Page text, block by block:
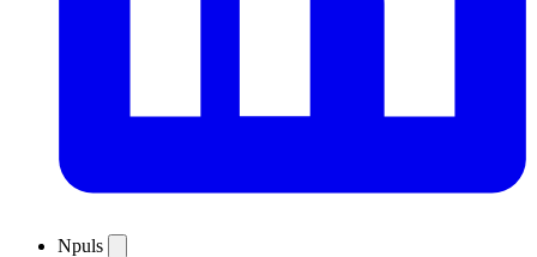
Npuls